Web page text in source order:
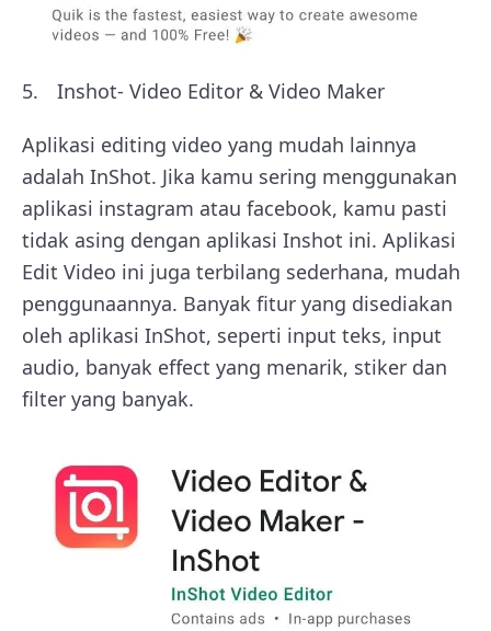
Inshot- Video Editor & Video Maker
Aplikasi editing video yang mudah lainnya
adalah InShot. Jika kamu sering menggunakan
aplikasi instagram atau facebook, kamu pasti
tidak asing dengan aplikasi Inshot ini. Aplikasi
Edit Video ini juga terbilang sederhana, mudah
penggunaannya. Banyak fitur yang disediakan
oleh aplikasi InShot, seperti input teks, input
audio, banyak effect yang menarik, stiker dan
filter yang banyak.